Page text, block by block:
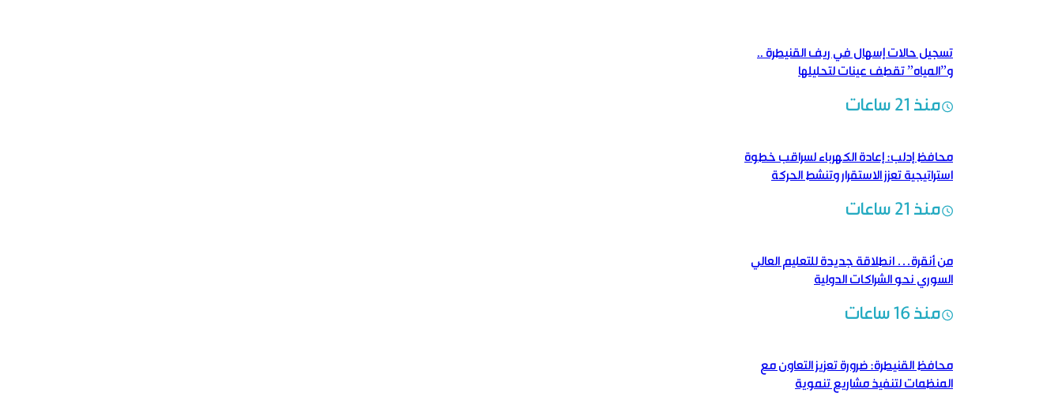
تسجيل حالات إسهال في ريف القنيطرة ..
و”المياه” تقطف عينات لتحليلها
منذ 21 ساعات
محافظ إدلب: إعادة الكهرباء لسراقب خطوة
استراتيجية تعزز الاستقرار وتنشط الحركة
منذ 21 ساعات
من أنقرة… انطلاقة جديدة للتعليم العالي
السوري نحو الشراكات الدولية
منذ 16 ساعات
محافظ القنيطرة: ضرورة تعزيز التعاون مع
المنظمات لتنفيذ مشاريع تنموية